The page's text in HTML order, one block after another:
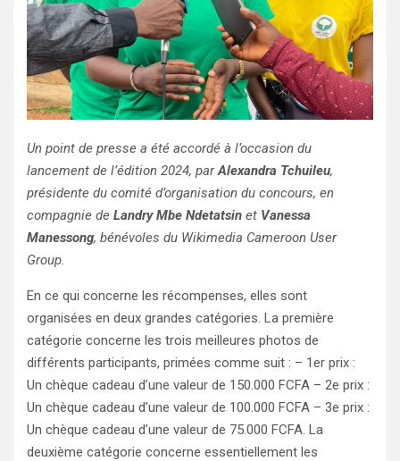
Un point de presse a été accordé à l’occasion du
lancement de l’édition 2024, parAlexandra Tchuileu,
présidente du comité d’organisation du concours, en
compagnie de Landry Mbe Ndetatsin et Vanessa
Manessong, bénévoles du Wikimedia Cameroon User
Group.
En ce qui concerne les récompenses, elles sont
organisées en deux grandes catégories. La première
catégorie concerne les trois meilleures photos de
différents participants, primées comme suit : – 1er prix :
Un chèque cadeau d’une valeur de 150.000 FCFA – 2e prix :
Un chèque cadeau d’une valeur de 100.000 FCFA – 3e prix :
Un chèque cadeau d’une valeur de 75.000 FCFA. La
deuxième catégorie concerne essentiellement les